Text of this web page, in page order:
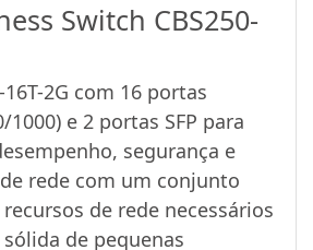
Switch CBS250-
16T-2G com 16 portas
e 2 portas SFP para
segurança e
rede com um conjunto
de rede necessários
de pequenas